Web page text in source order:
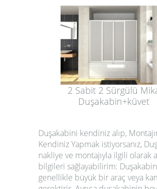
2 Sabit 2 Sürgülü
Duşakabin+küvet
Duşakabini kendiniz alıp,
Kendiniz Yapmak istiyorsanız,
nakliye ve montajıyla ilgili olarak
bilgileri sağlayabilirim:
genellikle büyük bir araç veya